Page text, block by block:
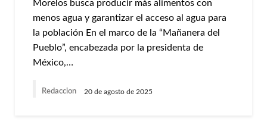
Morelos busca producir más alimentos con
menos agua y garantizar el acceso al agua para
la población En el marco de la “Mañanera del
Pueblo”, encabezada por la presidenta de
México,…
Redaccion 20 de agosto de 2025